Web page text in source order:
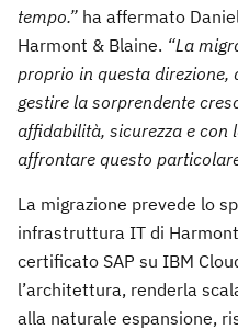
tempo.” ha affermato
Harmont & Blaine. “La
proprio in questa direzione,
gestire la sorprendente
affidabilità, sicurezza e con
affrontare questo
La migrazione prevede lo
infrastruttura IT di
certificato SAP su IBM
l’architettura, renderla
alla naturale espansione,